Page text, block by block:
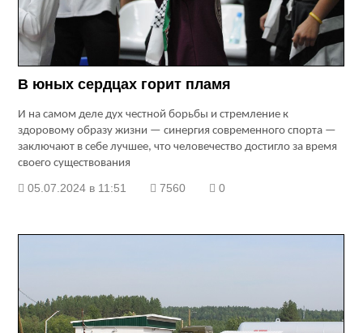
В юных сердцах горит пламя
И на самом деле дух честной борьбы и стремление к
здоровому образу жизни — синергия современного спорта —
заключают в себе лучшее, что человечество достигло за время
своего существования
05.07.2024 в 11:51 7560 0